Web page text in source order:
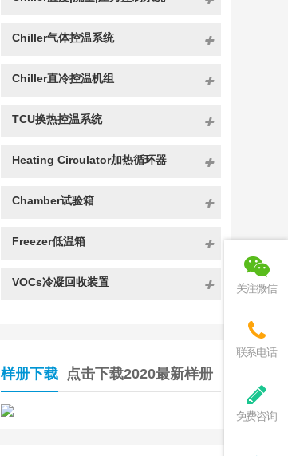
Chiller气体控温系统
Chiller直冷控温机组
TCU换热控温系统
Heating Circulator加热循环器
Chamber试验箱
Freezer低温箱
VOCs冷凝回收装置
样册下载 点击下载2020最新样册
关注微信
联系电话
免费咨询